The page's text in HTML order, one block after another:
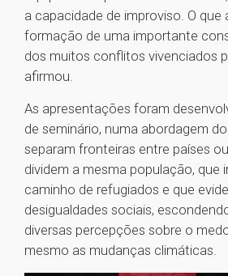
a capacidade de improviso. O que
formação de uma importante
dos muitos conflitos vivenciados
afirmou.
As apresentações foram
de seminário, numa abordagem
separam fronteiras entre países
dividem a mesma população, que
caminho de refugiados e que
desigualdades sociais,
diversas percepções sobre o
mesmo as mudanças climáticas.